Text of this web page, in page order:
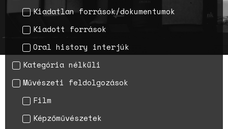
nőgyógyász lobbi hatása a
rendszerre
Bálsój szerelem a málenkij
Kiadatlan források/dokumentumok
Kiadott források
Oral history interjúk
Kategória nélküli
Művészeti feldolgozások
Film
Képzőművészetek